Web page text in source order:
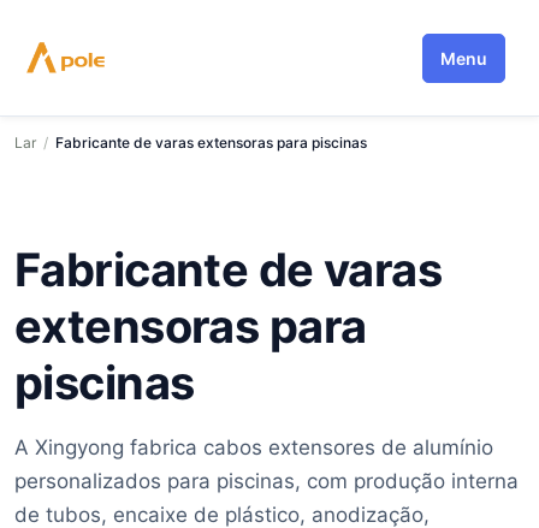
para
conteúdo
Menu
Lar / Fabricante de varas extensoras para piscinas
Fabricante de varas
extensoras para
piscinas
A Xingyong fabrica cabos extensores de alumínio
personalizados para piscinas, com produção interna
de tubos, encaixe de plástico, anodização,